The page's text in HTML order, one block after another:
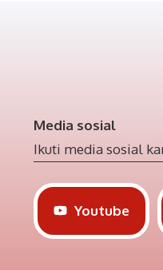
Media sosial
Ikuti media sosial
Youtube